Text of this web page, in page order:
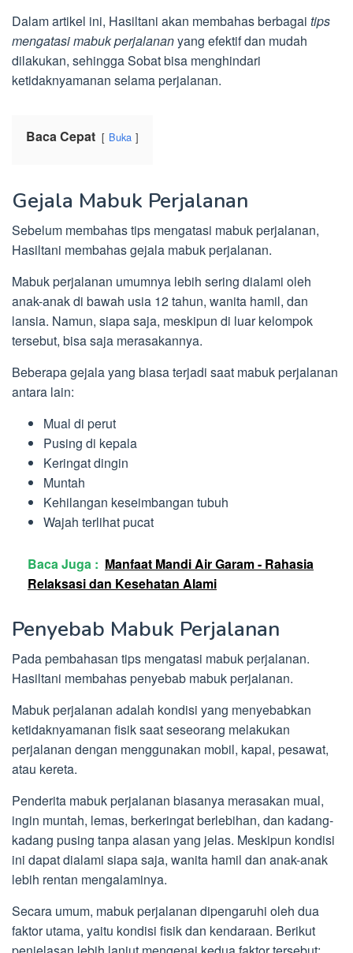
Dalam artikel ini, Hasiltani akan membahas berbagai tips
mengatasi mabuk perjalananyang efektif dan mudah
dilakukan, sehingga Sobat bisa menghindari
ketidaknyamanan selama perjalanan.
Baca Cepat Buka
Gejala Mabuk Perjalanan
Sebelum membahas tips mengatasi mabuk perjalanan,
Hasiltani membahas gejala mabuk perjalanan.
Mabuk perjalanan umumnya lebih sering dialami oleh
anak-anak di bawah usia 12 tahun, wanita hamil, dan
lansia. Namun, siapa saja, meskipun di luar kelompok
tersebut, bisa saja merasakannya.
Beberapa gejala yang biasa terjadi saat mabuk perjalanan
antara lain:
Mual di perut
Pusing di kepala
Keringat dingin
Muntah
Kehilangan keseimbangan tubuh
Wajah terlihat pucat
Baca Juga : Manfaat Mandi Air Garam - Rahasia
Relaksasi dan Kesehatan Alami
Penyebab Mabuk Perjalanan
Pada pembahasan tips mengatasi mabuk perjalanan.
Hasiltani membahas penyebab mabuk perjalanan.
Mabuk perjalanan adalah kondisi yang menyebabkan
ketidaknyamanan fisik saat seseorang melakukan
perjalanan dengan menggunakan mobil, kapal, pesawat,
atau kereta.
Penderita mabuk perjalanan biasanya merasakan mual,
ingin muntah, lemas, berkeringat berlebihan, dan kadang-
kadang pusing tanpa alasan yang jelas. Meskipun kondisi
ini dapat dialami siapa saja, wanita hamil dan anak-anak
lebih rentan mengalaminya.
Secara umum, mabuk perjalanan dipengaruhi oleh dua
faktor utama, yaitu kondisi fisik dan kendaraan. Berikut